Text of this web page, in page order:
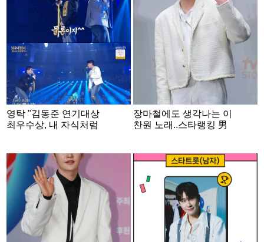
영탁 "김동준 연기대상
최우수상, 내 자식처럼
장마철에도 생각나는 이
찬원 노래..스타랭킹 男